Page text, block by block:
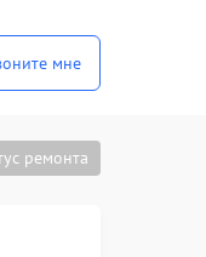
мне
ремонта